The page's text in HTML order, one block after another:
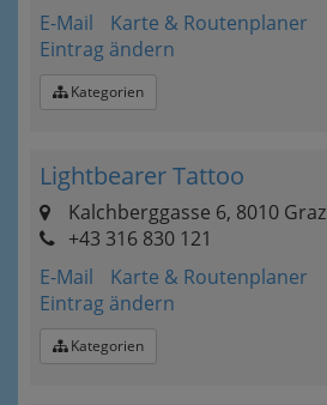
E-Mail
Karte & Routenplaner
Eintrag ändern
Kategorien
Lightbearer Tattoo
Kalchberggasse 6, 8010 Graz
+43 316 830 121
E-Mail
Karte & Routenplaner
Eintrag ändern
Kategorien